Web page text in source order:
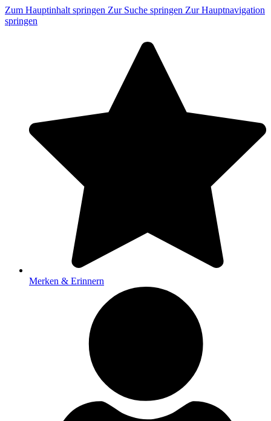
Zum Hauptinhalt springen Zur Suche springen Zur Hauptnavigation
springen
Merken & Erinnern